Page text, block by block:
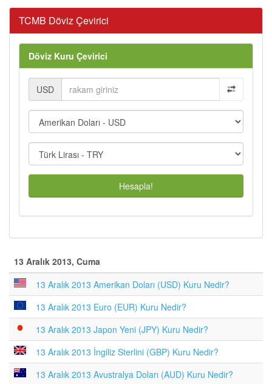
TCMB Döviz Çevirici
Döviz Kuru Çevirici
USD
Hesapla!
13 Aralık 2013, Cuma
13 Aralık 2013 Amerikan Doları (USD) Kuru Nedir?
13 Aralık 2013 Euro (EUR) Kuru Nedir?
13 Aralık 2013 Japon Yeni (JPY) Kuru Nedir?
13 Aralık 2013 İngiliz Sterlini (GBP) Kuru Nedir?
13 Aralık 2013 Avustralya Doları (AUD) Kuru Nedir?